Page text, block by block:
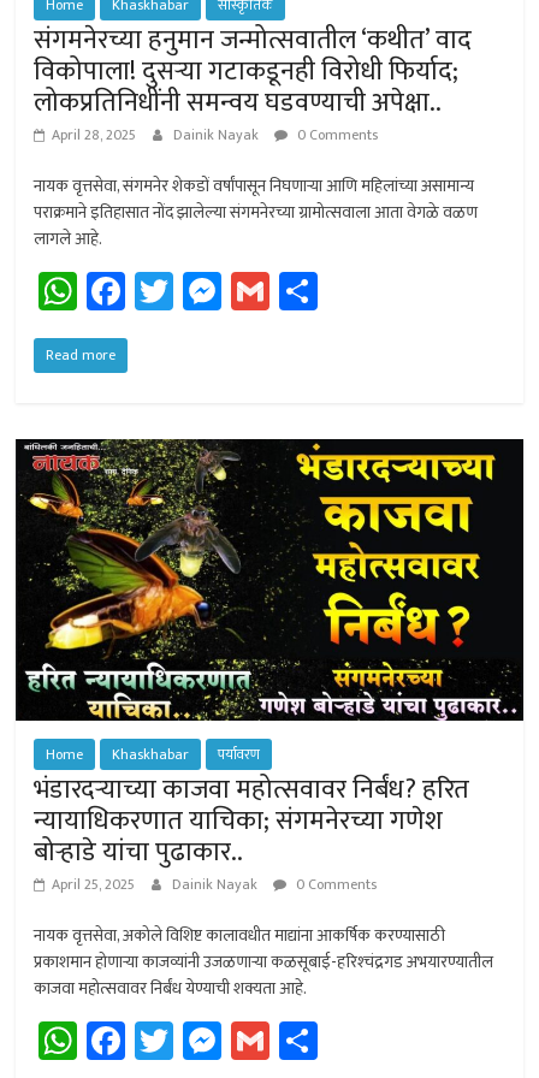
संगमनेरच्या हनुमान जन्मोत्सवातील ‘कथीत’ वाद
विकोपाला! दुसर्‍या गटाकडूनही विरोधी फिर्याद;
लोकप्रतिनिधींनी समन्वय घडवण्याची अपेक्षा..
April 28, 2025 Dainik Nayak 0 Comments
नायक वृत्तसेवा, संगमनेर शेकडों वर्षांपासून निघणार्‍या आणि महिलांच्या असामान्य
पराक्रमाने इतिहासात नोंद झालेल्या संगमनेरच्या ग्रामोत्सवाला आता वेगळे वळण
लागले आहे.
W
h
at
p
p
Fa
ce
b
ok
T
wi
M
es
ge
r
G
m
Read more
Home Khaskhabar पर्यावरण
भंडारदर्‍याच्या काजवा महोत्सवावर निर्बंध? हरित
न्यायाधिकरणात याचिका; संगमनेरच्या गणेश
बोर्‍हाडे यांचा पुढाकार..
April 25, 2025 Dainik Nayak 0 Comments
नायक वृत्तसेवा, अकोले विशिष्ट कालावधीत माद्यांना आकर्षिक करण्यासाठी
प्रकाशमान होणार्‍या काजव्यांनी उजळणार्‍या कळसूबाई-हरिश्‍चंद्रगड अभयारण्यातील
काजवा महोत्सवावर निर्बंध येण्याची शक्यता आहे.
W Fa T M G